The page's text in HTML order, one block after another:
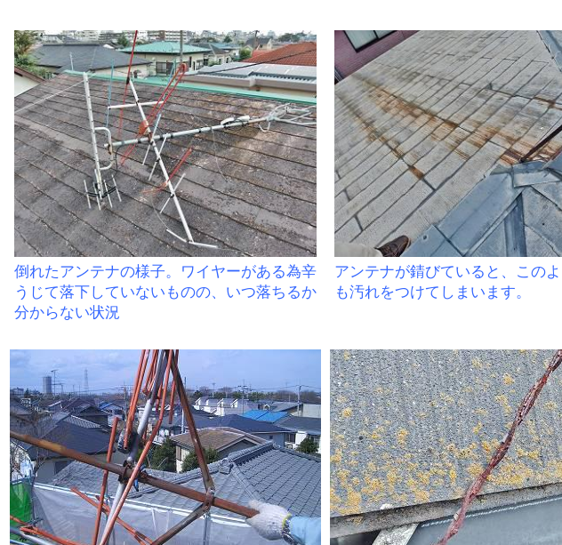
倒れたアンテナの様子。ワイヤーがある為辛
うじて落下していないものの、いつ落ちるか
分からない状況
アンテナが錆びていると、この
も汚れをつけてしまいます。